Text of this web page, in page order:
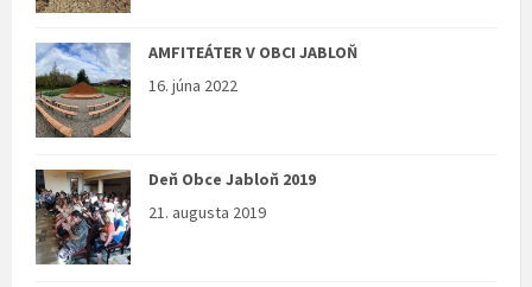
AMFITEÁTER V OBCI JABLOŇ
16. júna 2022
Deň Obce Jabloň 2019
21. augusta 2019